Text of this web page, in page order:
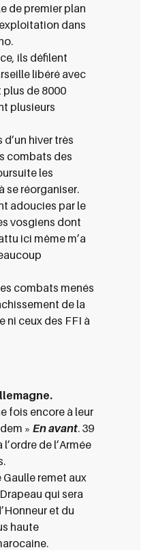
de premier plan
dans
ils défilent
libéré avec
plus de 8000
plusieurs
d’un hiver très
combats des
les
se réorganiser.
adoucies par le
vosgiens dont
ici même m’a
combats menés
de la
ni ceux des FFI à
fois encore à leur
»En avant. 39
de l’Armée
Gaulle remet aux
qui sera
et du
haute